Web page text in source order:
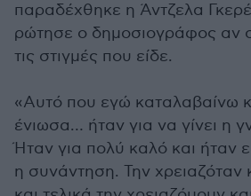
παραδέχθηκε η Άντζελα
ρώτησε ο δημοσιογράφος αν
τις στιγμές που είδε.
«Αυτό που εγώ καταλαβαίνω
ένιωσα… ήταν για να γίνει η
Ήταν για πολύ καλό και ήταν
η συνάντηση. Την χρειαζόταν